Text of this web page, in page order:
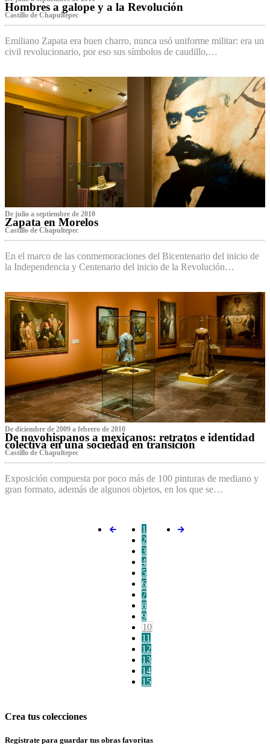
Hombres a galope y a la Revolución
Castillo de Chapultepec
Emiliano Zapata era buen charro, nunca usó uniforme militar: era un
civil revolucionario, por eso sus símbolos de caudillo,…
De julio a septiembre de 2010
Zapata en Morelos
Castillo de Chapultepec
En el marco de las conmemoraciones del Bicentenario del inicio de
la Independencia y Centenario del inicio de la Revolución…
De diciembre de 2009 a febrero de 2010
De novohispanos a mexicanos: retratos e identidad
colectiva en una sociedad en transición
Castillo de Chapultepec
Exposición compuesta por poco más de 100 pinturas de mediano y
gran formato, además de algunos objetos, en los que se…
1
2
3
4
5
6
7
8
9
10
11
12
13
14
15
Crea tus colecciones
Regístrate para guardar tus obras favoritas